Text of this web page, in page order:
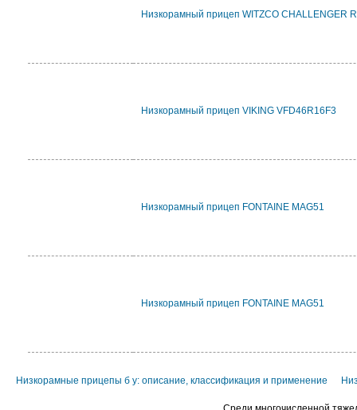
Низкорамный прицеп WITZCO CHALLENGER
Низкорамный прицеп VIKING VFD46R16F3
Низкорамный прицеп FONTAINE MAG51
Низкорамный прицеп FONTAINE MAG51
Низкорамные прицепы б у: описание, классификация и применение